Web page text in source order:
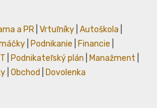
a PR Vrtuľníky Autoškola
Podnikanie Financie
Podnikateľský plán Manažment
Obchod Dovolenka